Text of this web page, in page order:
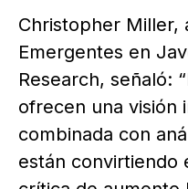
Christopher Miller,
Emergentes en
Research, señaló:
ofrecen una visión
combinada con
están convirtiendo